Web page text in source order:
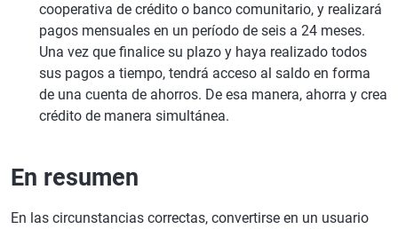
cooperativa de crédito o banco comunitario, y realizará
pagos mensuales en un período de seis a 24 meses.
Una vez que finalice su plazo y haya realizado todos
sus pagos a tiempo, tendrá acceso al saldo en forma
de una cuenta de ahorros. De esa manera, ahorra y crea
crédito de manera simultánea.
En resumen
En las circunstancias correctas, convertirse en un usuario